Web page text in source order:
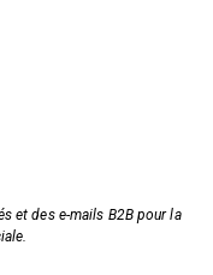
et des e-mails B2B pour la